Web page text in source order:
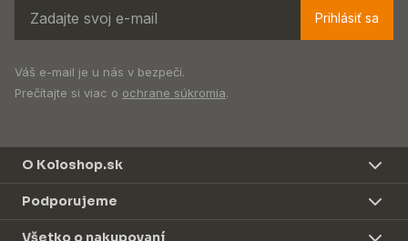
Prihlásiť sa
Váš e-mail je u nás v bezpečí.
Prečítajte si viac o ochrane súkromia.
O Koloshop.sk
Podporujeme
Všetko o nakupovaní